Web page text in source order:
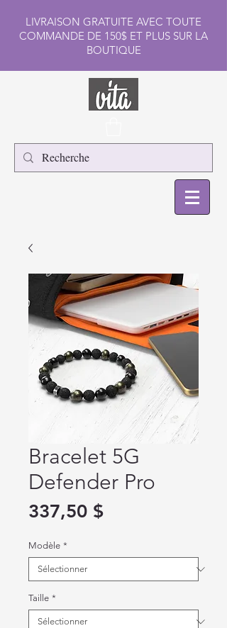
LIVRAISON GRATUITE AVEC TOUTE
COMMANDE DE 150$ ET PLUS SUR LA
BOUTIQUE
Bracelet 5G
Defender Pro
337,50 $Prix
Modèle *
Taille *